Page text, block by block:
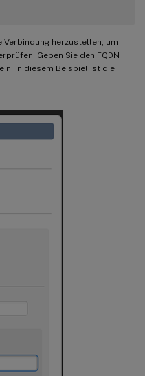
Verbindung herzustellen, um
Geben Sie den FQDN
In diesem Beispiel ist die